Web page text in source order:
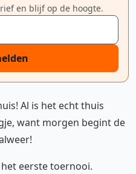
en blijf op de hoogte.
Al is het echt thuis
want morgen begint de
eerste toernooi.